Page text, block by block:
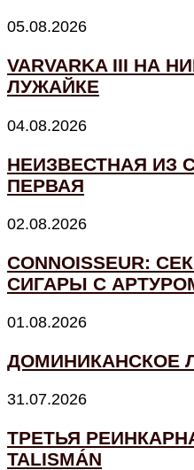
05.08.2026
VARVARKA III НА
ЛУЖАЙКЕ
04.08.2026
НЕИЗВЕСТНАЯ ИЗ
ПЕРВАЯ
02.08.2026
CONNOISSEUR:
СИГАРЫ С
01.08.2026
ДОМИНИКАНСКОЕ
31.07.2026
ТРЕТЬЯ
TALISMÁN